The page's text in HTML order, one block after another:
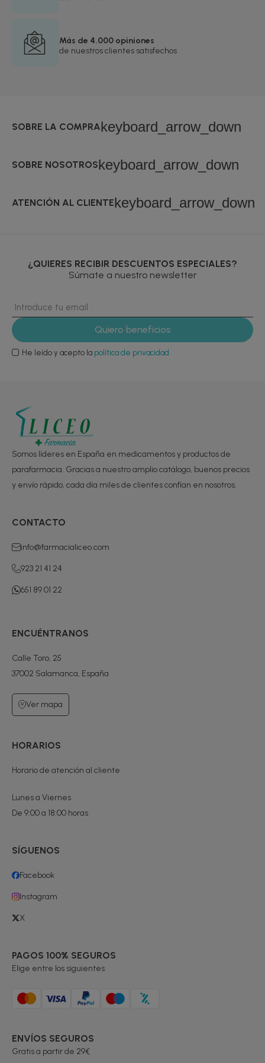
Más de 4.000 opiniones
de nuestros clientes satisfechos
SOBRE LA COMPRAkeyboard_arrow_down
SOBRE NOSOTROSkeyboard_arrow_down
ATENCIÓN AL CLIENTEkeyboard_arrow_down
¿QUIERES RECIBIR DESCUENTOS ESPECIALES?
Súmate a nuestro newsletter
He leído y acepto la política de privacidad
Somos líderes en España en medicamentos y productos de
parafarmacia. Gracias a nuestro amplio catálogo, buenos precios
y envío rápido, cada día miles de clientes confían en nosotros.
CONTACTO
info@farmacialiceo.com
923 21 41 24
651 89 01 22
ENCUÉNTRANOS
Calle Toro, 25
37002 Salamanca, España
Ver mapa
HORARIOS
Horario de atención al cliente
Lunes a Viernes
De 9:00 a 18:00 horas
SÍGUENOS
Facebook
Instagram
X
PAGOS 100% SEGUROS
Elige entre los siguientes
ENVÍOS SEGUROS
Gratis a partir de 29€